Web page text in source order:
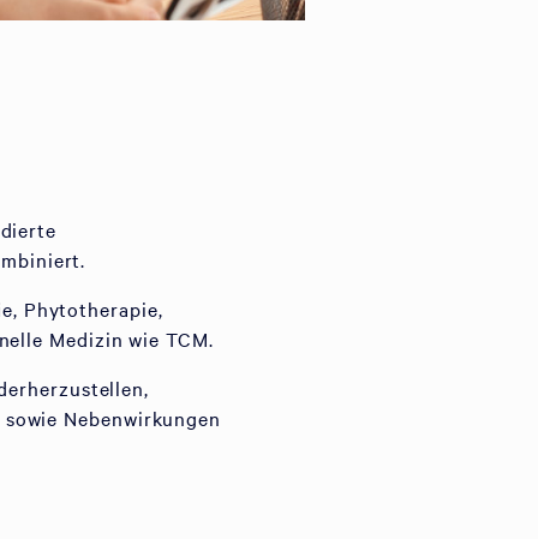
Phytotherapie,
Medizin wie TCM.
Nebenwirkungen